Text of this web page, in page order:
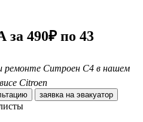
490₽ по 43
ремонте Ситроен С4 в нашем
Citroen
заявка на эвакуатор